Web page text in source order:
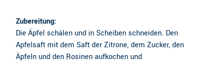
Zubereitung:
Die Äpfel schälen und in Scheiben schneiden. Den
Apfelsaft mit dem Saft der Zitrone, dem Zucker, den
Äpfeln und den Rosinen aufkochen und